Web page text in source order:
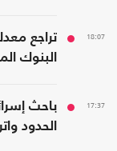
18:07
تراجع
البنوك
17:37
باحث
الحدود